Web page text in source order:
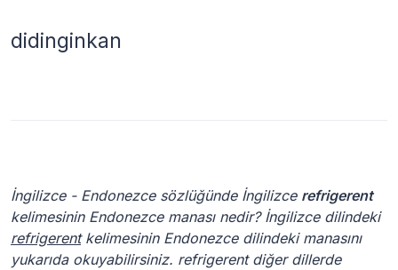
didinginkan
İngilizce - Endonezce sözlüğünde İngilizce refrigerent
kelimesinin Endonezce manası nedir? İngilizce dilindeki
refrigerentkelimesinin Endonezce dilindeki manasını
yukarıda okuyabilirsiniz. refrigerent diğer dillerde